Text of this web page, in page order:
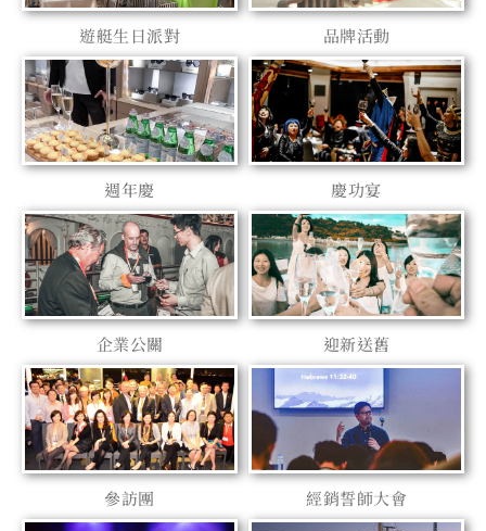
遊艇生日派對 品牌活動
週年慶 慶功宴
企業公關 迎新送舊
參訪團 經銷誓師大會